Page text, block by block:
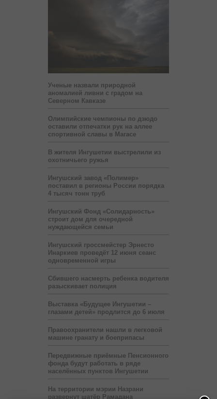
Ученые назвали природной
аномалией ливни с градом на
Северном Кавказе
Олимпийские чемпионы по дзюдо
оставили отпечатки рук на аллее
спортивной славы в Магасе
В жителя Ингушетии выстрелили из
охотничьего ружья
Ингушский завод «Полимер»
поставил в регионы России порядка
4 тысяч тонн труб
Ингушский Фонд «Солидарность»
строит дом для очередной
нуждающейся семьи
Ингушский гроссмейстер Эрнесто
Инаркиев проведёт 12 июня сеанс
одновременной игры
Сбившего насмерть ребенка водителя
разыскивает полиция
Выставка «Будущее Ингушетии –
глазами детей» продлится до 6 июля
Правоохранители нашли в легковой
машине гранату и боеприпасы
Передвижные приёмные Пенсионного
фонда будут работать в ряде
населённых пунктов Ингушетии
На территории мэрии Назрани
развернут шатёр Рамадана